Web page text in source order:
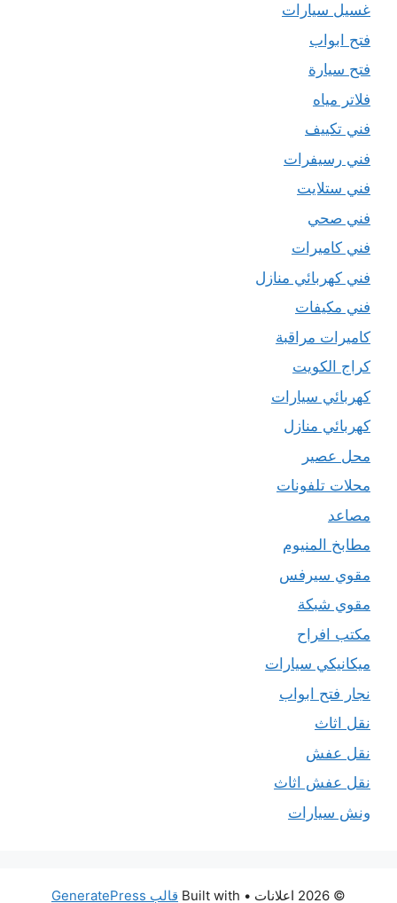
غسيل سيارات
فتح ابواب
فتح سيارة
فلاتر مياه
فني تكييف
فني رسيفرات
فني ستلايت
فني صحي
فني كاميرات
فني كهربائي منازل
فني مكيفات
كاميرات مراقبة
كراج الكويت
كهربائي سيارات
كهربائي منازل
محل عصير
محلات تلفونات
مصاعد
مطابخ المنيوم
مقوي سيرفس
مقوي شبكة
مكتب افراح
ميكانيكي سيارات
نجار فتح ابواب
نقل اثاث
نقل عفش
نقل عفش اثاث
ونش سيارات
© 2026 اعلانات • Built with قالب GeneratePress